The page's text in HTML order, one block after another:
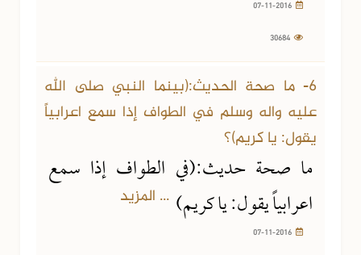
6- ما صحة الحديث:(بينما النبي صلى الله
عليه واله وسلم في الطواف إذا سمع اعرابياً
يقول: يا كريم)؟
ما صحة حديث:(في الطواف إذا سمع
اعرابياً يقول: يا كريم) ... المزيد